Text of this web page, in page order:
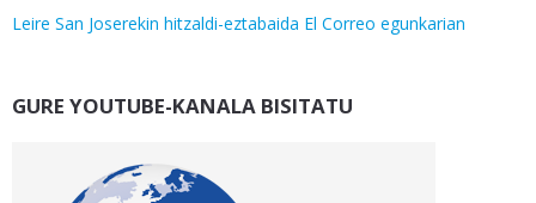
Leire San Joserekin hitzaldi-eztabaida El Correo egunkarian
GURE YOUTUBE-KANALA BISITATU